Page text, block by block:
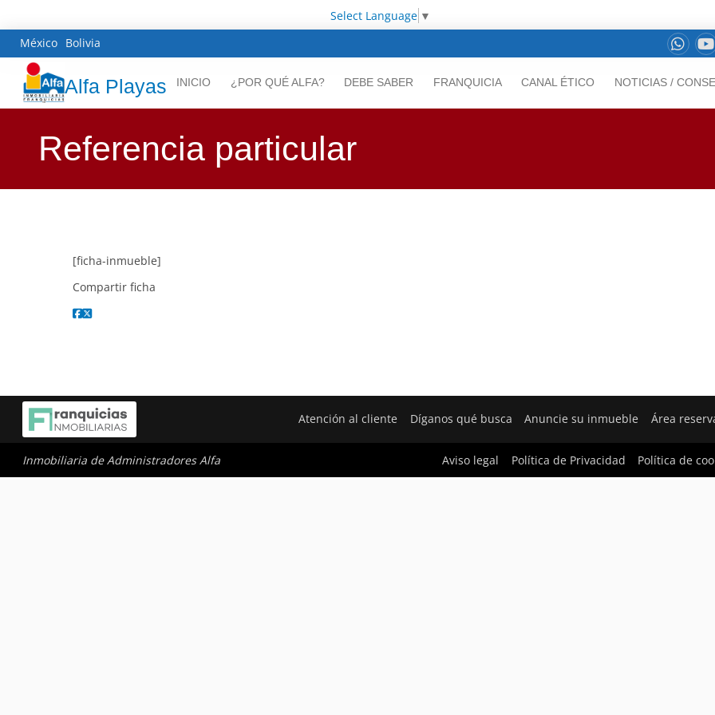
Select Language ▼
México Bolivia
Alfa Playas INICIO ¿POR QUÉ ALFA? DEBE SABER FRANQUICIA CANAL ÉTICO NOTICIAS /
Referencia particular
[ficha-inmueble]
Compartir ficha
Atención al cliente Díganos qué busca Anuncie su inmueble Área
Inmobiliaria de Administradores Alfa Aviso legal Política de Privacidad Política de